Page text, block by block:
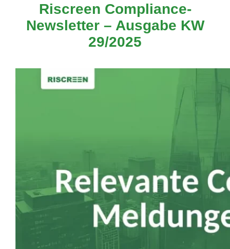
Riscreen Compliance-
Newsletter – Ausgabe KW
29/2025